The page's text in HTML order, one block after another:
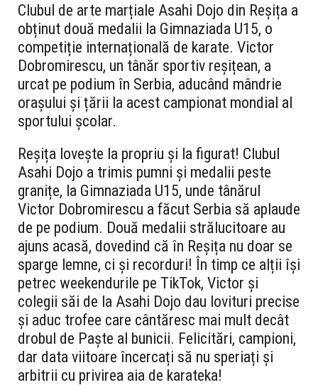
Clubul de arte marțiale Asahi Dojo din Reșița a
obținut două medalii la Gimnaziada U15, o
competiție internațională de karate. Victor
Dobromirescu, un tânăr sportiv reșițean, a
urcat pe podium în Serbia, aducând mândrie
orașului și țării la acest campionat mondial al
sportului școlar.
Reșița lovește la propriu și la figurat! Clubul
Asahi Dojo a trimis pumni și medalii peste
granițe, la Gimnaziada U15, unde tânărul
Victor Dobromirescu a făcut Serbia să aplaude
de pe podium. Două medalii strălucitoare au
ajuns acasă, dovedind că în Reșița nu doar se
sparge lemne, ci și recorduri! În timp ce alții își
petrec weekendurile pe TikTok, Victor și
colegii săi de la Asahi Dojo dau lovituri precise
și aduc trofee care cântăresc mai mult decât
drobul de Paște al bunicii. Felicitări, campioni,
dar data viitoare încercați să nu speriați și
arbitrii cu privirea aia de karateka!